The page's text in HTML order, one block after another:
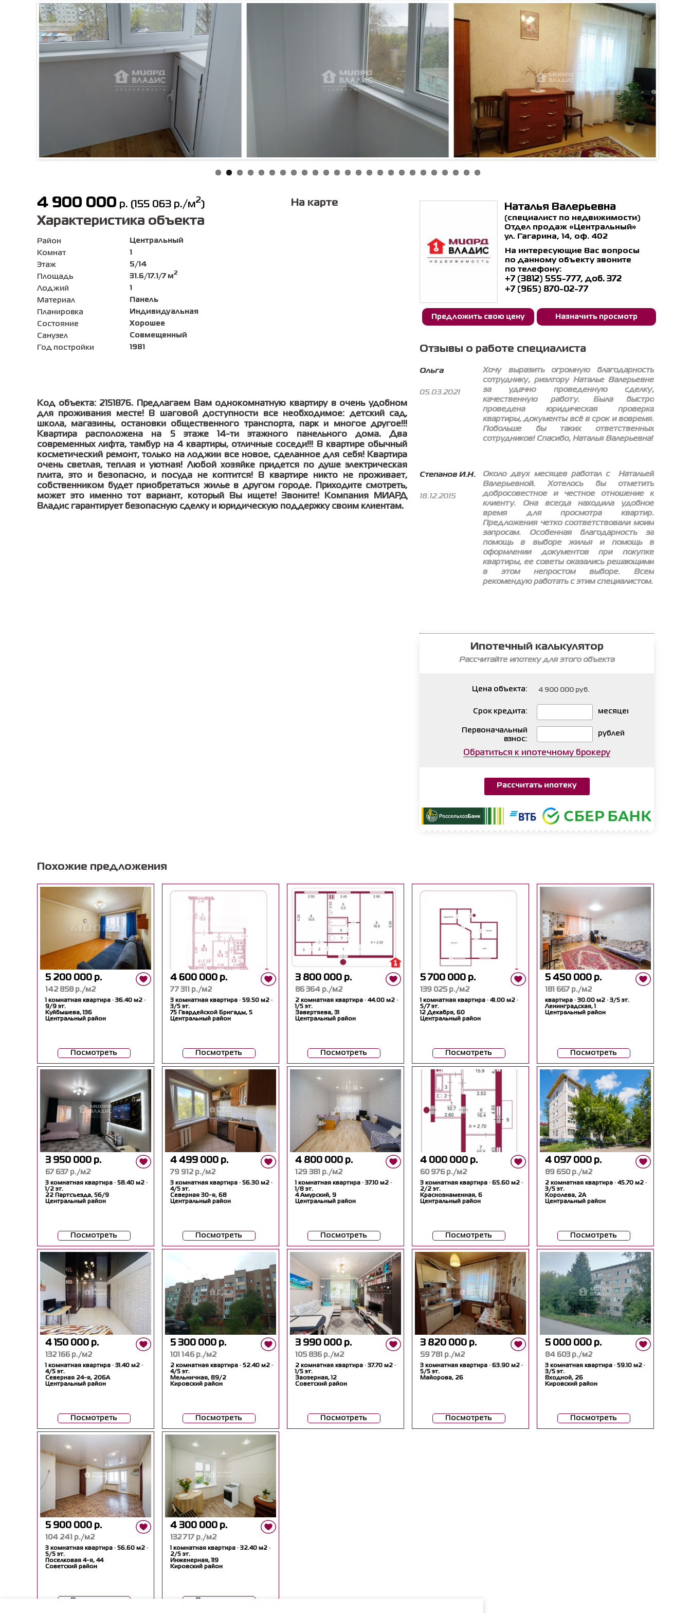
4 900 000 р. ( 155 063 р./м2 )
Характеристика объекта
Район
Центральный
Комнат
1
Этаж
5/14
Площадь
31.6/17.1/7 м2
Лоджий
1
Материал
Панель
Планировка
Индивидуальная
Состояние
Хорошее
Санузел
Совмещенный
Год постройки
1981
На карте
Код объекта: 2151876. Предлагаем Вам однокомнатную квартиру в очень удобном
для проживания месте! В шаговой доступности все необходимое: детский сад,
школа, магазины, остановки общественного транспорта, парк и многое другое!!!
Квартира расположена на 5 этаже 14-ти этажного панельного дома. Два
современных лифта, тамбур на 4 квартиры, отличные соседи!!! В квартире обычный
косметический ремонт, только на лоджии все новое, сделанное для себя! Квартира
очень светлая, теплая и уютная! Любой хозяйке придется по душе электрическая
плита, это и безопасно, и посуда не коптится! В квартире никто не проживает,
собственником будет приобретаться жилье в другом городе. Приходите смотреть,
может это именно тот вариант, который Вы ищете! Звоните! Компания МИАРД
Владис гарантирует безопасную сделку и юридическую поддержку своим клиентам.
Наталья Валерьевна
(специалист по недвижимости)
Отдел продаж «Центральный»
ул. Гагарина, 14, оф. 402
На интересующие Вас вопросы
по данному объекту звоните
по телефону:
+7 (3812) 555-777, доб. 372
+7 (965) 870-02-77
Предложить свою цену Назначить просмотр
Отзывы о работе специалиста
Ольга
05.03.2021
Хочу выразить огромную благодарность
сотруднику, риэлтору Наталье Валерьевне
за удачно проведенную сделку,
качественную работу. Была быстро
проведена юридическая проверка
квартиры, документы всё в срок и вовремя.
Побольше бы таких ответственных
сотрудников! Спасибо, Наталья Валерьевна!
Степанов И.Н.
18.12.2015
Около двух месяцев работал с Натальей
Валерьевной. Хотелось бы отметить
добросовестное и честное отношение к
клиенту. Она всегда находила удобное
время для просмотра квартир.
Предложения четко соответствовали моим
запросам. Особенная благодарность за
помощь в выборе жилья и помощь в
оформлении документов при покупке
квартиры, ее советы оказались решающими
в этом непростом выборе. Всем
рекомендую работать с этим специалистом.
Ипотечный калькулятор
Рассчитайте ипотеку для этого объекта
Цена объекта:
месяцев
Срок кредита:
рублей
Первоначальный
взнос:
Обратиться к ипотечному брокеру
Рассчитать ипотеку
Похожие предложения
5 200 000 р.
142 858 р./м2
1 комнатная квартира · 36.40 м2 ·
9/9 эт.
Куйбышева, 136
Центральный район
Посмотреть
4 600 000 р.
77 311 р./м2
3 комнатная квартира · 59.50 м2 ·
3/5 эт.
75 Гвардейской Бригады, 5
Центральный район
Посмотреть
3 800 000 р.
86 364 р./м2
2 комнатная квартира · 44.00 м2 ·
1/5 эт.
Завертяева, 31
Центральный район
Посмотреть
5 700 000 р.
139 025 р./м2
1 комнатная квартира · 41.00 м2 ·
5/7 эт.
12 Декабря, 60
Центральный район
Посмотреть
5 450 000 р.
181 667 р./м2
квартира · 30.00 м2 · 3/5 эт.
Ленинградская, 1
Центральный район
Посмотреть
3 950 000 р.
67 637 р./м2
3 комнатная квартира · 58.40 м2 ·
1/2 эт.
22 Партсъезда, 56/9
Центральный район
Посмотреть
4 499 000 р.
79 912 р./м2
3 комнатная квартира · 56.30 м2 ·
4/5 эт.
Северная 30-я, 68
Центральный район
Посмотреть
4 800 000 р.
129 381 р./м2
1 комнатная квартира · 37.10 м2 ·
1/8 эт.
4 Амурский, 9
Центральный район
Посмотреть
4 000 000 р.
60 976 р./м2
3 комнатная квартира · 65.60 м2 ·
2/2 эт.
Краснознаменная, 6
Центральный район
Посмотреть
4 097 000 р.
89 650 р./м2
2 комнатная квартира · 45.70 м2 ·
3/5 эт.
Королева, 2А
Центральный район
Посмотреть
4 150 000 р.
132 166 р./м2
1 комнатная квартира · 31.40 м2 ·
4/5 эт.
Северная 24-я, 206А
Центральный район
Посмотреть
5 300 000 р.
101 146 р./м2
2 комнатная квартира · 52.40 м2 ·
4/5 эт.
Мельничная, 89/2
Кировский район
Посмотреть
3 990 000 р.
105 836 р./м2
2 комнатная квартира · 37.70 м2 ·
1/5 эт.
Заозерная, 12
Советский район
Посмотреть
3 820 000 р.
59 781 р./м2
3 комнатная квартира · 63.90 м2 ·
5/5 эт.
Майорова, 26
Посмотреть
5 000 000 р.
84 603 р./м2
3 комнатная квартира · 59.10 м2 ·
3/5 эт.
Входной, 26
Кировский район
Посмотреть
5 900 000 р.
104 241 р./м2
3 комнатная квартира · 56.60 м2 ·
5/5 эт.
Поселковая 4-я, 44
Советский район
Посмотреть
4 300 000 р.
132 717 р./м2
1 комнатная квартира · 32.40 м2 ·
2/5 эт.
Инженерная, 119
Кировский район
Посмотреть
Согласен сполитикой обработки
ОТПРАВИТЬ